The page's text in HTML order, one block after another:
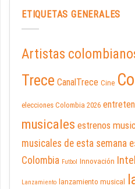
ETIQUETAS GENERALES
Artistas
Trece CanalTrece Cine
elecciones Colombia 2026
musicales estrenos
musicales de esta semana
Colombia Futbol Innovación
Lanzamiento lanzamiento musical